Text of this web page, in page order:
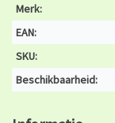
Merk:
EAN:
SKU:
Beschikbaarheid: